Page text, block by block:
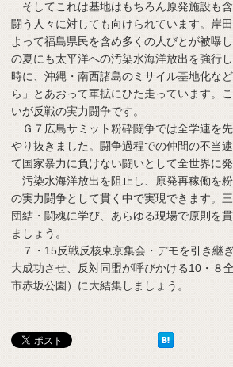
そしてこれは基地はもちろん原発施設も
闘う人々に対しても向けられています。岸
よって福島県民を含め多くの人びとが被曝
の夏にも太平洋への汚染水海洋放出を強行
時に、沖縄・南西諸島のミサイル基地化な
ら」とあおって軍拡にひた走っています。
いが反戦の実力闘争です。
Ｇ７広島サミット粉砕闘争では全学連を
やり抜きました。闘争過程での仲間の不当
て国家暴力に負けない闘いとして全世界に発
汚染水海洋放出を阻止し、原発再稼働を
の実力闘争として貫く中で実現できます。
団結・闘魂に学び、あらゆる現場で原則を
ましょう。
７・15反戦反核東京集会・デモを引き継
大成功させ、反対同盟が呼びかける10・８
市赤坂公園）に大結集しましょう。